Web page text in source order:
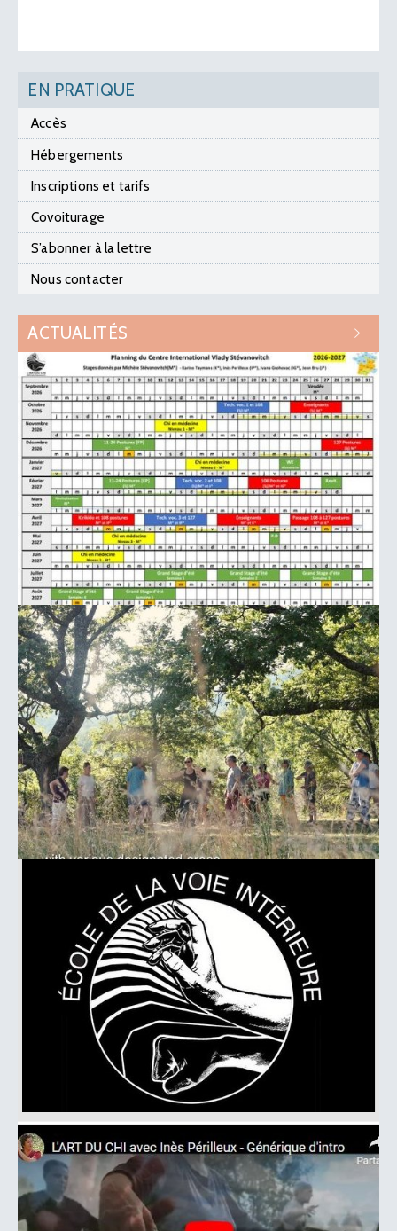
EN PRATIQUE
Accès
Hébergements
Inscriptions et tarifs
Covoiturage
S’abonner à la lettre
Nous contacter
ACTUALITÉS